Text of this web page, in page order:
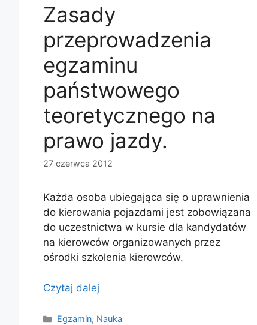
Zasady
przeprowadzenia
egzaminu
państwowego
teoretycznego na
prawo jazdy.
27 czerwca 2012
Każda osoba ubiegająca się o uprawnienia
do kierowania pojazdami jest zobowiązana
do uczestnictwa w kursie dla kandydatów
na kierowców organizowanych przez
ośrodki szkolenia kierowców.
Czytaj dalej
Kategorie
Egzamin, Nauka